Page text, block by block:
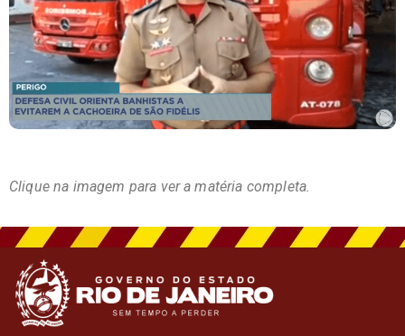
Clique na imagem para ver a matéria completa.